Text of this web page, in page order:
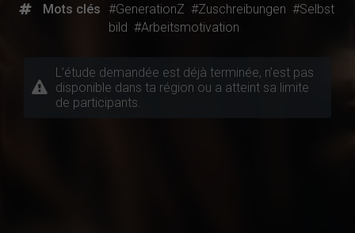
Mots clés #GenerationZ #Zuschreibungen #Selbst
bild #Arbeitsmotivation
L’étude demandée est déjà terminée, n’est pas
disponible dans ta région ou a atteint sa limite
de participants.